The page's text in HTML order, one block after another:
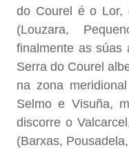
do Courel é o Lor,
(Louzara,
finalmente as súas
Serra do Courel
na zona
Selmo e Visuña,
discorre o
(Barxas,